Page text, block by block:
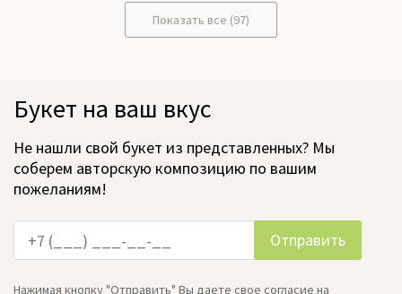
Показать все (97)
Букет на ваш вкус
Не нашли свой букет из представленных? Мы
соберем авторскую композицию по вашим
пожеланиям!
Нажимая кнопку "Отправить" Вы даете свое согласие на